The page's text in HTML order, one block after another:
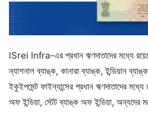
lSrei Infra-এর প্রধান ঋণদাতাদের মধ্যে
ন্যাশনাল ব্যাঙ্ক, কানারা ব্যাঙ্ক, ইন্ডিয়ান
ইকুইপমেন্ট ফাইন্যান্সের প্রধান ঋণদাতাদের
অফ ইন্ডিয়া, স্টেট ব্যাঙ্ক অফ ইন্ডিয়া, অন্যদের